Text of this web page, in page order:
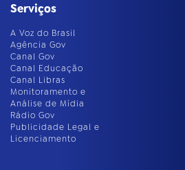
Serviços
A Voz do Brasil
Agência Gov
Canal Gov
Canal Educação
Canal Libras
Monitoramento e
Análise de Mídia
Rádio Gov
Publicidade Legal e
Licenciamento